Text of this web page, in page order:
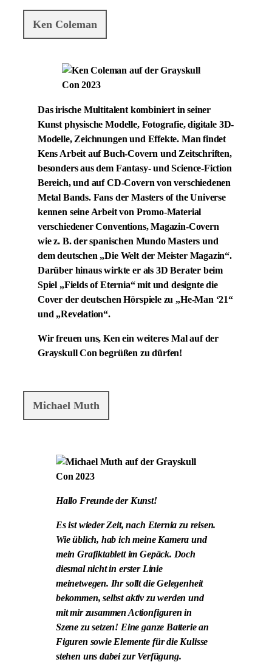
Ken Coleman
Das irische Multitalent kombiniert in seiner
Kunst physische Modelle, Fotografie, digitale 3D-
Modelle, Zeichnungen und Effekte. Man findet
Kens Arbeit auf Buch-Covern und Zeitschriften,
besonders aus dem Fantasy- und Science-Fiction
Bereich, und auf CD-Covern von verschiedenen
Metal Bands. Fans der Masters of the Universe
kennen seine Arbeit von Promo-Material
verschiedener Conventions, Magazin-Covern
wie z. B. der spanischen Mundo Masters und
dem deutschen „Die Welt der Meister Magazin“.
Darüber hinaus wirkte er als 3D Berater beim
Spiel „Fields of Eternia“ mit und designte die
Cover der deutschen Hörspiele zu „He-Man ‘21“
und „Revelation“.
Wir freuen uns, Ken ein weiteres Mal auf der
Grayskull Con begrüßen zu dürfen!
Michael Muth
Hallo Freunde der Kunst!
Es ist wieder Zeit, nach Eternia zu reisen.
Wie üblich, hab ich meine Kamera und
mein Grafiktablett im Gepäck. Doch
diesmal nicht in erster Linie
meinetwegen. Ihr sollt die Gelegenheit
bekommen, selbst aktiv zu werden und
mit mir zusammen Actionfiguren in
Szene zu setzen! Eine ganze Batterie an
Figuren sowie Elemente für die Kulisse
stehen uns dabei zur Verfügung.